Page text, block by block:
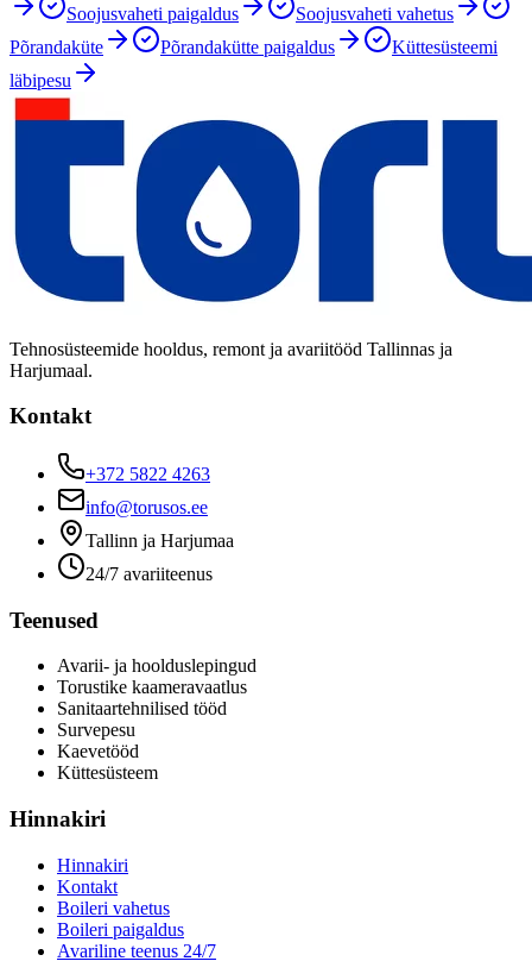
Soojusvaheti paigaldus
Soojusvaheti vahetus
Põrandaküte
Põrandakütte paigaldus
Küttesüsteemi
läbipesu
Tehnosüsteemide hooldus, remont ja avariitööd Tallinnas ja
Harjumaal.
Kontakt
+372 5822 4263
info@torusos.ee
Tallinn ja Harjumaa
24/7 avariiteenus
Teenused
Avarii- ja hoolduslepingud
Torustike kaameravaatlus
Sanitaartehnilised tööd
Survepesu
Kaevetööd
​Küttesüsteem
Hinnakiri
Hinnakiri
Kontakt
Boileri vahetus
Boileri paigaldus
Avariline teenus 24/7